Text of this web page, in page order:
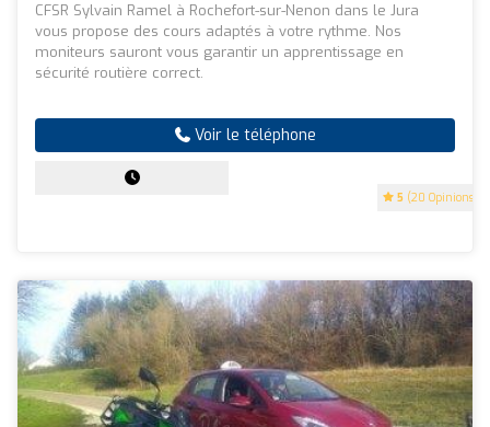
5 (20 Opinions)
CFSR Sylvain Ramel à Rochefort-sur-Nenon dans le Jura
vous propose des cours adaptés à votre rythme. Nos
moniteurs sauront vous garantir un apprentissage en
sécurité routière correct.
Voir le téléphone